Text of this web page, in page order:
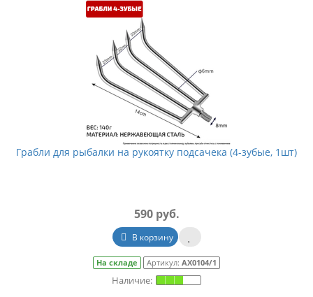
Грабли для рыбалки на рукоятку подсачека (4-зубые, 1шт)
590 руб.
В корзину
На складе Артикул: АХ0104/1